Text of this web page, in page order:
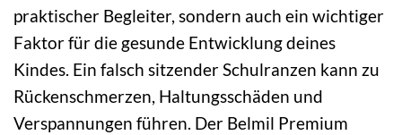
praktischer Begleiter, sondern auch ein wichtiger
Faktor für die gesunde Entwicklung deines
Kindes. Ein falsch sitzender Schulranzen kann zu
Rückenschmerzen, Haltungsschäden und
Verspannungen führen. Der Belmil Premium